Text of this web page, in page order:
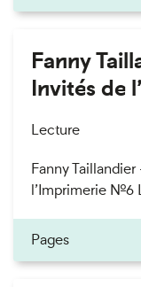
Fanny
Invités de
Lecture
Fanny
l’Imprimerie n°6
Pages